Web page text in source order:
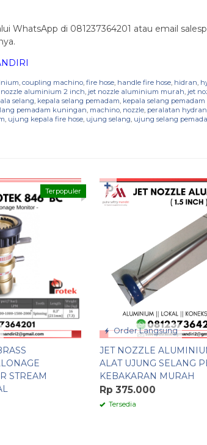
WhatsApp di 081237364201 atau email
, coupling machino, fire hose, handle fire hose, hidran,
nozzle aluminium 2 inch, jet nozzle aluminium murah, jet
selang, kepala selang pemadam, kepala selang
pemadam kuningan, machino, nozzle, peralatan
, ujung kepala fire hose, ujung selang, ujung selang
Terpopuler
STREAM
Order Langsung
JET NOZZLE
ALAT UJUNG SELANG
KEBAKARAN MURAH
Rp 375.000
Tersedia
✚